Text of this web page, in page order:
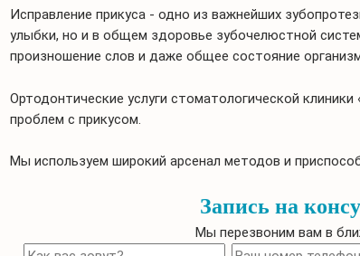
Исправление прикуса - одно из важнейших
улыбки, но и в общем здоровье зубочелюстной
произношение слов и даже общее состояние
Ортодонтические услуги стоматологической
проблем с прикусом.
Мы используем широкий арсенал методов и
Запись на
Мы перезвоним вам в